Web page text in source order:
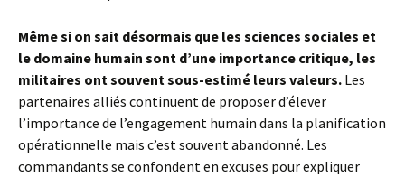
Même si on sait désormais que les sciences sociales et
le domaine humain sont d’une importance critique, les
militaires ont souvent sous-estimé leurs valeurs. Les
partenaires alliés continuent de proposer d’élever
l’importance de l’engagement humain dans la planification
opérationnelle mais c’est souvent abandonné. Les
commandants se confondent en excuses pour expliquer